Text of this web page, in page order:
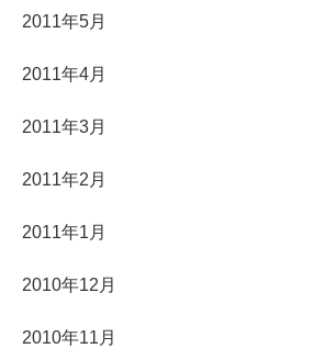
2011年5月
2011年4月
2011年3月
2011年2月
2011年1月
2010年12月
2010年11月